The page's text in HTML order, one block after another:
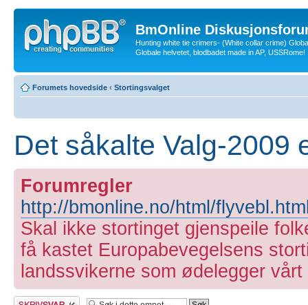
BmOnline
Hunting white tie crimers- (White collar crime)
Globale helvetet, blodbadet made in AP, USSRome!
Forumets hovedside ‹ Stortingsvalget
Det såkalte Valg-2009
Forumregler
http://bmonline.no/html/
Skal ikke stortinget gjenspeile
få kastet Europabevegelsens
landssvikerne som ødelegger vårt
Skriv et svar